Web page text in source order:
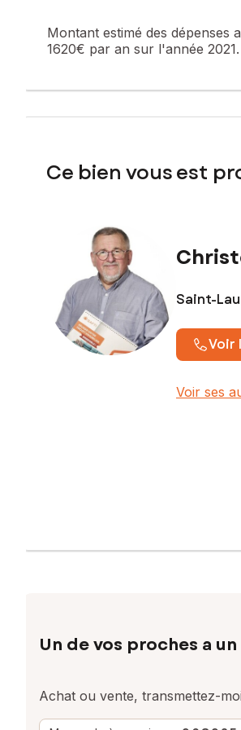
Montant estimé des dépenses
1620€ par an sur l'année 2021.
Ce bien vous est
Saint-
Voir
Voir ses
Un de vos proches a
Achat ou vente, transmettez-